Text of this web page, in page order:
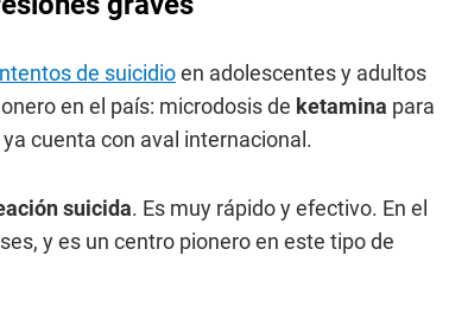
de suicidioen adolescentes y adultos
en el país: microdosis de ketamina para
cuenta con aval internacional.
suicida. Es muy rápido y efectivo. En el
y es un centro pionero en este tipo de